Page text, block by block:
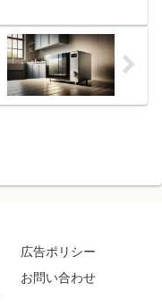
広告ポリシー
お問い合わせ